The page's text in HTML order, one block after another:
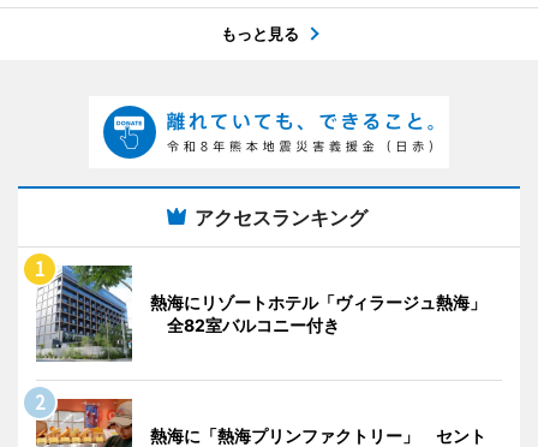
もっと見る
アクセスランキング
熱海にリゾートホテル「ヴィラージュ熱海」
全82室バルコニー付き
熱海に「熱海プリンファクトリー」 セント